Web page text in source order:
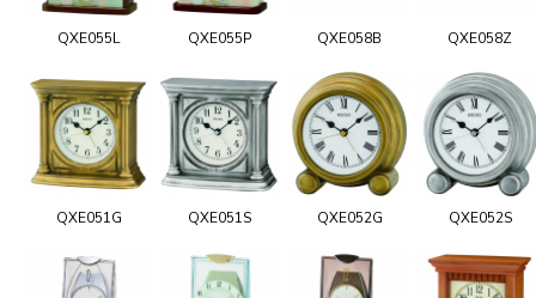
QXE055L QXE055P QXE058B QXE058Z
QXE051G QXE051S QXE052G QXE052S